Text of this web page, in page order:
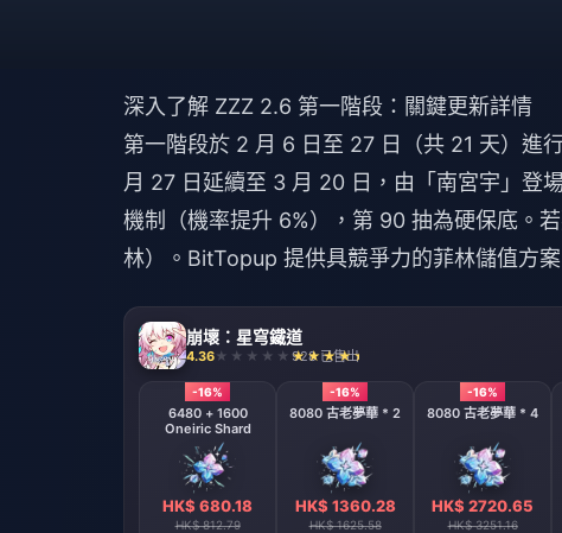
深入了解 ZZZ 2.6 第一階段：關鍵更新詳情
第一階段於 2 月 6 日至 27 日（共 21 天）進
月 27 日延續至 3 月 20 日，由「南宮宇」登
機制（機率提升 6%），第 90 抽為硬保底。
林）。BitTopup 提供具競爭力的菲林儲值方
崩壞：星穹鐵道
4.36 928 已售出
-16%
6480 + 1600
Oneiric Shard
HK$ 680.18
HK$ 812.79
-16%
8080 古老夢華 * 2
HK$ 1360.28
HK$ 1625.58
-16%
8080 古老夢華 * 4
HK$ 2720.65
HK$ 3251.16